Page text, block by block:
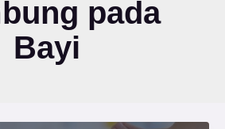
pada
Bayi